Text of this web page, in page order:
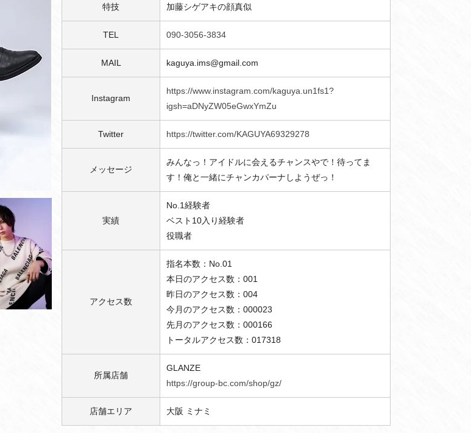
特技 加藤シゲアキの顔真似
TEL 090-3056-3834
MAIL kaguya.ims@gmail.com
Instagram
https://www.instagram.com/kaguya.un1fs1?
igsh=aDNyZW05eGwxYmZu
Twitter https://twitter.com/KAGUYA69329278
メッセージ
みんなっ！アイドルに会えるチャンスやで！待ってま
す！俺と一緒にチャンカパーナしようぜっ！
実績
No.1経験者
ベスト10入り経験者
役職者
アクセス数
指名本数：No.01
本日のアクセス数：001
昨日のアクセス数：004
今月のアクセス数：000023
先月のアクセス数：000166
トータルアクセス数：017318
所属店舗
GLANZE
https://group-bc.com/shop/gz/
店舗エリア 大阪 ミナミ